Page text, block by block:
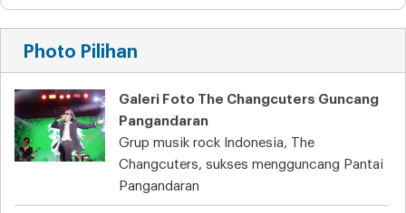
Photo Pilihan
Galeri Foto The Changcuters Guncang
Pangandaran
Grup musik rock Indonesia, The
Changcuters, sukses mengguncang Pantai
Pangandaran